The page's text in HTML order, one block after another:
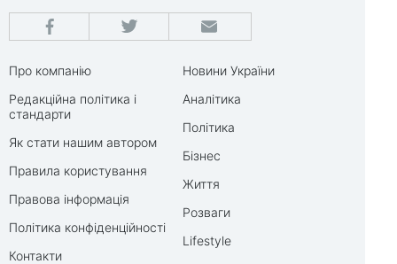
Про компанію
Редакційна політика і
стандарти
Як стати нашим автором
Правила користування
Правова інформація
Політика конфіденційності
Контакти
Новини України
Аналітика
Політика
Бізнес
Життя
Розваги
Lifestyle